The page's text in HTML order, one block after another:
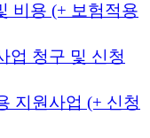
비용 (+ 보험적용
업 청구 및 신청
지원사업 (+ 신청